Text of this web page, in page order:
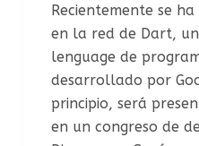
Recientemente se
en la red de Dart,
lenguage de
desarrollado por
principio, será
en un congreso de